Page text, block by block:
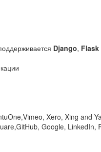
Django, Flask
Xero, Xing and
Google, LinkedIn,